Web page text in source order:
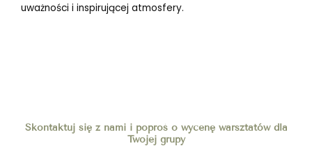
uważności i inspirującej atmosfery.
Skontaktuj się z nami i poproś o wycenę warsztatów dla
Twojej grupy